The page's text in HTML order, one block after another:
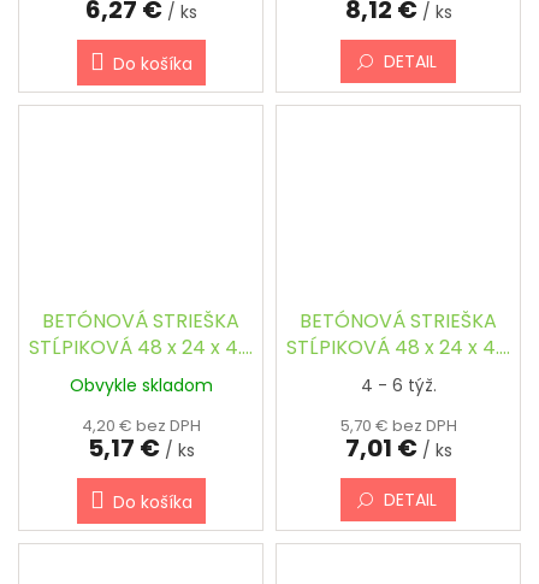
6,27 € / ks
Do košíka
8,12 € / ks
DETAIL
BETÓNOVÁ STRIEŠKA
STĹPIKOVÁ 48 x 24 x 4.5
cm - OBDĹŽNIKOVÁ,
ŠIKMÁ
Obvykle skladom
4,20 € bez DPH
5,17 € / ks
Do košíka
BETÓNOVÁ STRIEŠKA
STĹPIKOVÁ 48 x 24 x 4.5
cm - OBDĹŽNIKOVÁ,
ŠIKMÁ, FAREBNÁ
4 - 6 týž.
5,70 € bez DPH
7,01 € / ks
DETAIL